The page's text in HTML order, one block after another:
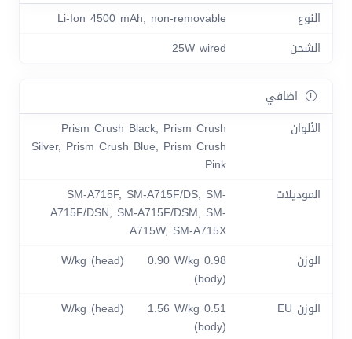
النوع
Li-Ion 4500 mAh, non-removable
الشحن
25W wired
اضافي
الألوان
Prism Crush Black, Prism Crush
Silver, Prism Crush Blue, Prism Crush
Pink
الموديلات
SM-A715F, SM-A715F/DS, SM-
A715F/DSN, SM-A715F/DSM, SM-
A715W, SM-A715X
الوزن
0.98 W/kg (head) 0.90 W/kg
(body)
الوزن EU
0.51 W/kg (head) 1.56 W/kg
(body)